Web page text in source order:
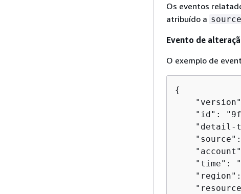
Os eventos
atribuído a source
Evento de
O exemplo de
{
"id":
"detail-
"time":